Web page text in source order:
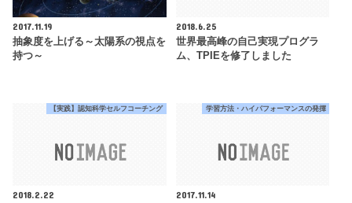
2017.11.19
抽象度を上げる～太陽系の視点を
持つ～
2018.6.25
世界最高峰の自己実現プログラ
ム、TPIEを修了しました
【実践】認知科学セルフコーチング
2018.2.22
学習方法・ハイパフォーマンスの発揮
2017.11.14